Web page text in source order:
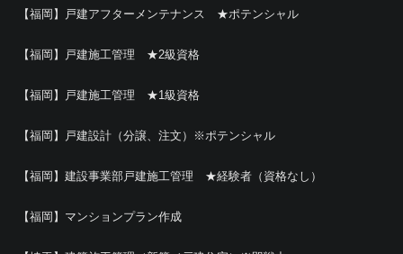
【福岡】戸建アフターメンテナンス ★ポテンシャル
【福岡】戸建施工管理 ★2級資格
【福岡】戸建施工管理 ★1級資格
【福岡】戸建設計（分譲、注文）※ポテンシャル
【福岡】建設事業部戸建施工管理 ★経験者（資格なし）
【福岡】マンションプラン作成